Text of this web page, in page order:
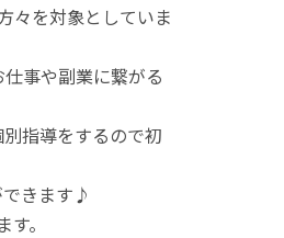
々を対象としていま
事や副業に繋がる
指導をするので初
できます♪
。